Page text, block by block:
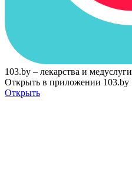
103.by – лекарства и медуслуги
Открыть в приложении 103.by
Открыть